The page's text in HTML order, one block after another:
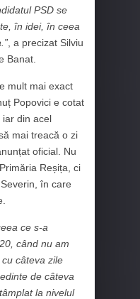
PSD se
în idei, în ceea
, a precizat Silviu
Banat.
mult mai exact
Popovici e cotat
din acel
mai treacă o zi
oficial. Nu
Reșița, ci
în care
ce s-a
când nu am
câteva zile
de câteva
la nivelul